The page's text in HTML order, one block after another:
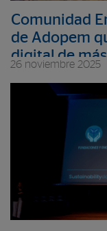
Comunidad
de Adopem
digital de
26 noviembre 2025